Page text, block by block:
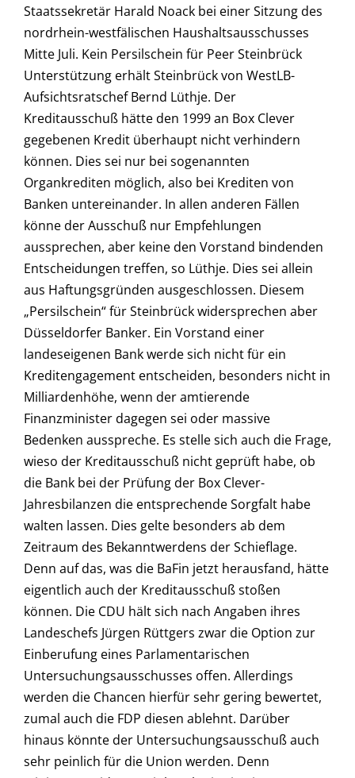
Staatssekretär Harald Noack bei einer Sitzung des
nordrhein-westfälischen Haushaltsausschusses
Mitte Juli. Kein Persilschein für Peer Steinbrück
Unterstützung erhält Steinbrück von WestLB-
Aufsichtsratschef Bernd Lüthje. Der
Kreditausschuß hätte den 1999 an Box Clever
gegebenen Kredit überhaupt nicht verhindern
können. Dies sei nur bei sogenannten
Organkrediten möglich, also bei Krediten von
Banken untereinander. In allen anderen Fällen
könne der Ausschuß nur Empfehlungen
aussprechen, aber keine den Vorstand bindenden
Entscheidungen treffen, so Lüthje. Dies sei allein
aus Haftungsgründen ausgeschlossen. Diesem
„Persilschein“ für Steinbrück widersprechen aber
Düsseldorfer Banker. Ein Vorstand einer
landeseigenen Bank werde sich nicht für ein
Kreditengagement entscheiden, besonders nicht in
Milliardenhöhe, wenn der amtierende
Finanzminister dagegen sei oder massive
Bedenken ausspreche. Es stelle sich auch die Frage,
wieso der Kreditausschuß nicht geprüft habe, ob
die Bank bei der Prüfung der Box Clever-
Jahresbilanzen die entsprechende Sorgfalt habe
walten lassen. Dies gelte besonders ab dem
Zeitraum des Bekanntwerdens der Schieflage.
Denn auf das, was die BaFin jetzt herausfand, hätte
eigentlich auch der Kreditausschuß stoßen
können. Die CDU hält sich nach Angaben ihres
Landeschefs Jürgen Rüttgers zwar die Option zur
Einberufung eines Parlamentarischen
Untersuchungsausschusses offen. Allerdings
werden die Chancen hierfür sehr gering bewertet,
zumal auch die FDP diesen ablehnt. Darüber
hinaus könnte der Untersuchungsausschuß auch
sehr peinlich für die Union werden. Denn